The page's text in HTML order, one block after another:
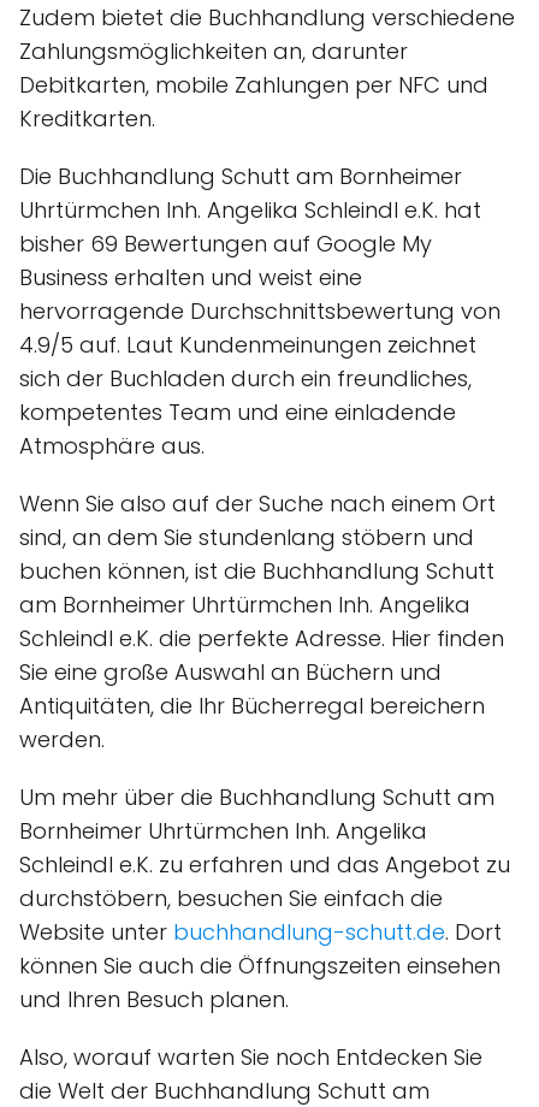
Zudem bietet die Buchhandlung verschiedene
Zahlungsmöglichkeiten an, darunter
Debitkarten, mobile Zahlungen per NFC und
Kreditkarten.
Die Buchhandlung Schutt am Bornheimer
Uhrtürmchen Inh. Angelika Schleindl e.K. hat
bisher 69 Bewertungen auf Google My
Business erhalten und weist eine
hervorragende Durchschnittsbewertung von
4.9/5 auf. Laut Kundenmeinungen zeichnet
sich der Buchladen durch ein freundliches,
kompetentes Team und eine einladende
Atmosphäre aus.
Wenn Sie also auf der Suche nach einem Ort
sind, an dem Sie stundenlang stöbern und
buchen können, ist die Buchhandlung Schutt
am Bornheimer Uhrtürmchen Inh. Angelika
Schleindl e.K. die perfekte Adresse. Hier finden
Sie eine große Auswahl an Büchern und
Antiquitäten, die Ihr Bücherregal bereichern
werden.
Um mehr über die Buchhandlung Schutt am
Bornheimer Uhrtürmchen Inh. Angelika
Schleindl e.K. zu erfahren und das Angebot zu
durchstöbern, besuchen Sie einfach die
Website unter buchhandlung-schutt.de. Dort
können Sie auch die Öffnungszeiten einsehen
und Ihren Besuch planen.
Also, worauf warten Sie noch Entdecken Sie
die Welt der Buchhandlung Schutt am